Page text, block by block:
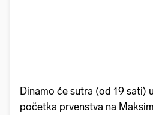
Dinamo će sutra (od 19 sati)
početka prvenstva na